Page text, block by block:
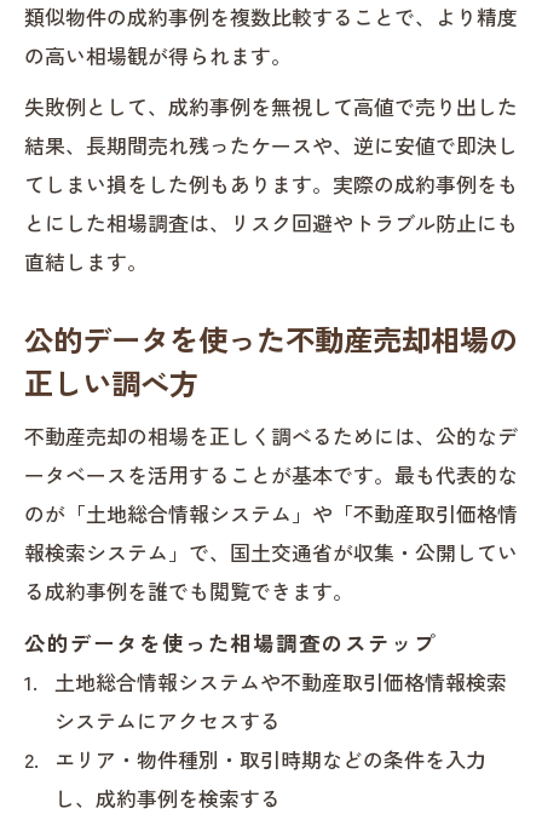
類似物件の成約事例を複数比較することで、より精度
の高い相場観が得られます。
失敗例として、成約事例を無視して高値で売り出した
結果、長期間売れ残ったケースや、逆に安値で即決し
てしまい損をした例もあります。実際の成約事例をも
とにした相場調査は、リスク回避やトラブル防止にも
直結します。
公的データを使った不動産売却相場の
正しい調べ方
不動産売却の相場を正しく調べるためには、公的なデ
ータベースを活用することが基本です。最も代表的な
のが「土地総合情報システム」や「不動産取引価格情
報検索システム」で、国土交通省が収集・公開してい
る成約事例を誰でも閲覧できます。
公的データを使った相場調査のステップ
土地総合情報システムや不動産取引価格情報検索
システムにアクセスする
エリア・物件種別・取引時期などの条件を入力
し、成約事例を検索する